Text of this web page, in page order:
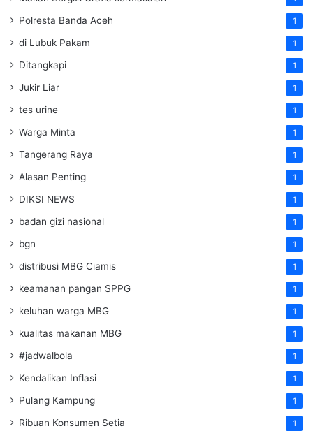
Polresta Banda Aceh 1
di Lubuk Pakam 1
Ditangkapi 1
Jukir Liar 1
tes urine 1
Warga Minta 1
Tangerang Raya 1
Alasan Penting 1
DIKSI NEWS 1
badan gizi nasional 1
bgn 1
distribusi MBG Ciamis 1
keamanan pangan SPPG 1
keluhan warga MBG 1
kualitas makanan MBG 1
#jadwalbola 1
Kendalikan Inflasi 1
Pulang Kampung 1
Ribuan Konsumen Setia 1